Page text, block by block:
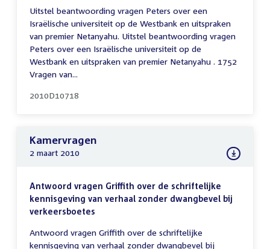
Uitstel beantwoording vragen Peters over een
Israëlische universiteit op de Westbank en uitspraken
van premier Netanyahu. Uitstel beantwoording vragen
Peters over een Israëlische universiteit op de
Westbank en uitspraken van premier Netanyahu . 1752
Vragen van...
2010D10718
Kamervragen
2 maart 2010
Antwoord vragen Griffith over de schriftelijke
kennisgeving van verhaal zonder dwangbevel bij
verkeersboetes
Antwoord vragen Griffith over de schriftelijke
kennisgeving van verhaal zonder dwangbevel bij